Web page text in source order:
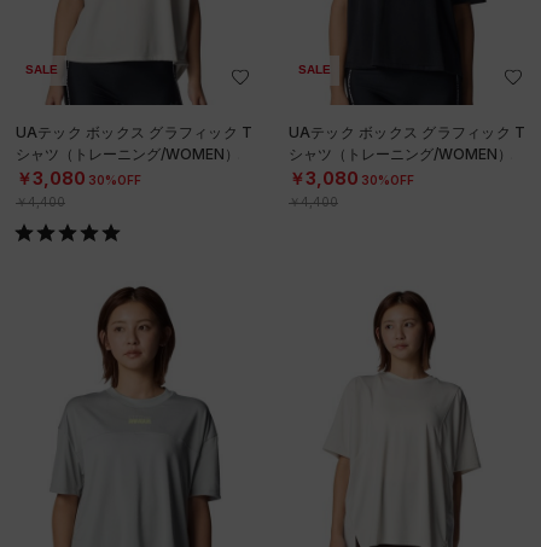
SALE
UAテック ボックス グラフィック T
シャツ（トレーニング/WOMEN）
￥3,080 30%OFF
￥4,400
SALE
UAテック ボックス グラフィック T
シャツ（トレーニング/WOMEN）
￥3,080 30%OFF
￥4,400